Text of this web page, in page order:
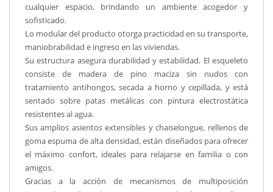
cualquier espacio, brindando un ambiente acogedor y
sofisticado.
Lo modular del producto otorga practicidad en su transporte,
maniobrabilidad e ingreso en las viviendas.
Su estructura asegura durabilidad y estabilidad. El esqueleto
consiste de madera de pino maciza sin nudos con
tratamiento antihongos, secada a horno y cepillada, y está
sentado sobre patas metálicas con pintura electrostática
resistentes al agua.
Sus amplios asientos extensibles y chaiselongue, rellenos de
goma espuma de alta densidad, están diseñados para ofrecer
el máximo confort, ideales para relajarse en familia o con
amigos.
Gracias a la acción de mecanismos de multiposición